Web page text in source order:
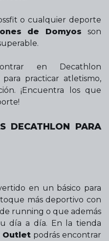
o cualquier deporte
de Domyos son
en Decathlon
practicar atletismo,
¡Encuentra los que
DECATHLON PARA
en un básico para
más deportivo con
running o que además
día a día. En la tienda
Outletpodrás encontrar